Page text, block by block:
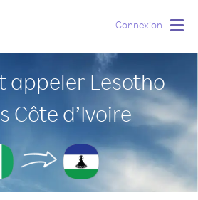
Connexion
appeler Lesotho
Côte d’Ivoire